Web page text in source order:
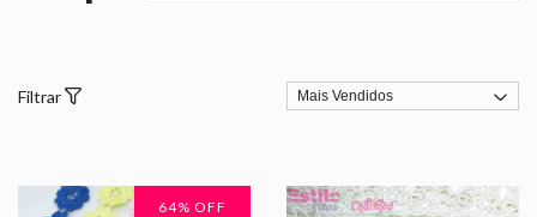
Filtrar
64% OFF